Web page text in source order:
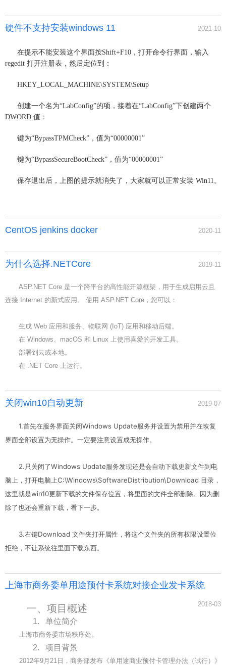
硬件不支持安装windows 11 2021-10
在提示不能安装这个界面按Shift+F10，打开命令行界面，输入
regedit 打开注册表，然后定位到：
HKEY_LOCAL_MACHINE\SYSTEM\Setup
创建一个名为“LabConfig”的项，接着在“LabConfig”下创建两个
DWORD 值：
键为“BypassTPMCheck”，值为“00000001”
键为“BypassSecureBootCheck”，值为“00000001”
保存退出后，上图的提示就消失了，大家就可以正常安装 Win11。
CentOS jenkins docker 2020-11
为什么选择.NETCore 2019-11
ASP.NET Core 是一个跨平台的高性能开源框架，用于生成启用云且
连接 Internet 的新式应用。 使用 ASP.NET Core，您可以：
生成 Web 应用和服务、物联网 (IoT) 应用和移动后端。
在 Windows、macOS 和 Linux 上使用喜爱的开发工具。
部署到云或本地。
在 .NET Core 上运行。
关闭win10自动更新 2019-07
1.首先在服务界面关闭Windows Update服务并设置为禁用并在恢复
界面全部设置为无操作。一定要注意设置成无操作。
2.只关闭了Windows Update服务发现还是会自动下载更新文件到电
脑上，打开电脑上C:\Windows\SoftwareDistribution\Download 目录，
这里就是win10更新下载的文件保存位置，将里面的文件全部删除。因为删
除了也还会重新下载，看下一步。
3.右键Download 文件夹打开属性，将这个文件夹的所有权限设置位
拒绝，不让系统往里面下载东西。
上海市商务委单用途预付卡系统对接企业发卡系统
2018-03
一、 项目概述
1. 单位简介
上海市商务委市场秩序处。
2. 项目背景
2012年9月 21 日，商务部发布《单用途商业预付卡管理办法（试行）》